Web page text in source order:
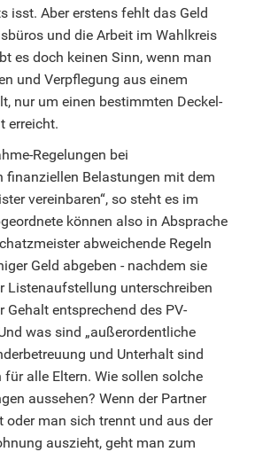
isst. Aber erstens fehlt das Geld
und die Arbeit im Wahlkreis
es doch keinen Sinn, wenn man
und Verpflegung aus einem
nur um einen bestimmten Deckel-
erreicht.
Regelungen bei
finanziellen Belastungen mit dem
vereinbaren“, so steht es im
können also in Absprache
abweichende Regeln
Geld abgeben - nachdem sie
Listenaufstellung unterschreiben
Gehalt entsprechend des PV-
was sind „außerordentliche
und Unterhalt sind
alle Eltern. Wie sollen solche
aussehen? Wenn der Partner
oder man sich trennt und aus der
auszieht, geht man zum